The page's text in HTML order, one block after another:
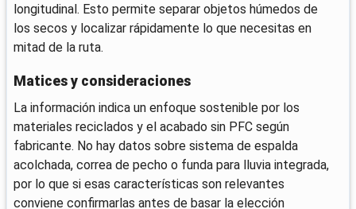
longitudinal. Esto permite separar objetos húmedos de
los secos y localizar rápidamente lo que necesitas en
mitad de la ruta.
Matices y consideraciones
La información indica un enfoque sostenible por los
materiales reciclados y el acabado sin PFC según
fabricante. No hay datos sobre sistema de espalda
acolchada, correa de pecho o funda para lluvia integrada,
por lo que si esas características son relevantes
conviene confirmarlas antes de basar la elección